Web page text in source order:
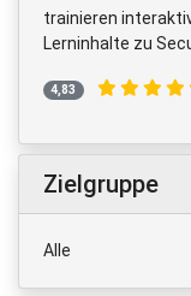
trainieren
Lerninhalte zu
4,83
Zielgruppe
Alle